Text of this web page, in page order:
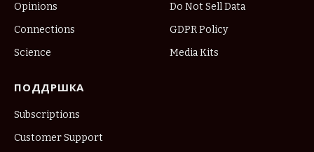
Opinions
Connections
Science
Do Not Sell Data
GDPR Policy
Media Kits
ПОДДРШКА
Subscriptions
Customer Support